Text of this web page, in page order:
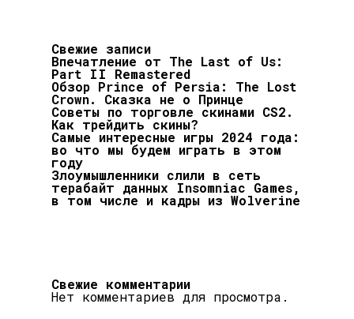
Свежие записи
Впечатление от The Last of Us:
Part II Remastered
Обзор Prince of Persia: The Lost
Crown. Сказка не о Принце
Советы по торговле скинами CS2.
Как трейдить скины?
Самые интересные игры 2024 года:
во что мы будем играть в этом
году
Злоумышленники слили в сеть
терабайт данных Insomniac Games,
в том числе и кадры из Wolverine
Свежие комментарии
Нет комментариев для просмотра.